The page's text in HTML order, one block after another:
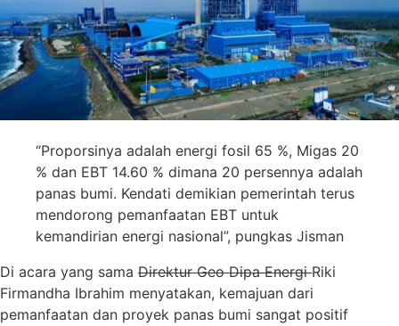
“Proporsinya adalah energi fosil 65 %, Migas 20
% dan EBT 14.60 % dimana 20 persennya adalah
panas bumi. Kendati demikian pemerintah terus
mendorong pemanfaatan EBT untuk
kemandirian energi nasional”, pungkas Jisman
Di acara yang sama Direktur Geo Dipa EnergiRiki
Firmandha Ibrahim menyatakan, kemajuan dari
pemanfaatan dan proyek panas bumi sangat positif